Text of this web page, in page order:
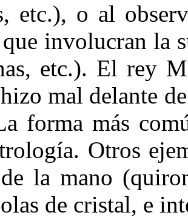
etc.), o al
involucran la
etc.). El rey
hizo mal delante
forma más
Otros
la mano
de cristal, e